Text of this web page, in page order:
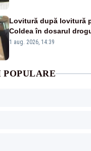
Lovitură după lovitură
Coldea în dosarul
Păcuraru explică
1 aug. 2026, 14:39